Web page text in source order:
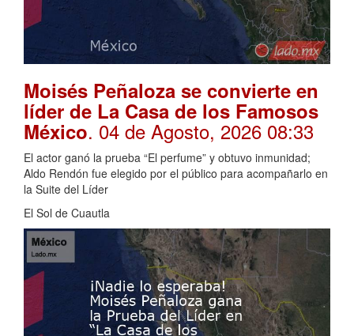
Moisés Peñaloza se convierte en
líder de La Casa de los Famosos
México. 04 de Agosto, 2026 08:33
El actor ganó la prueba “El perfume” y obtuvo inmunidad;
Aldo Rendón fue elegido por el público para acompañarlo en
la Suite del Líder
El Sol de Cuautla